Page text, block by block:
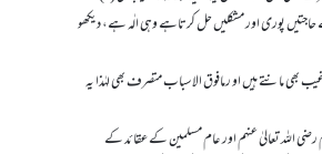
پوری اور مشکلیں حل کرتاہے وہی الٰہ ہے، دیکھو